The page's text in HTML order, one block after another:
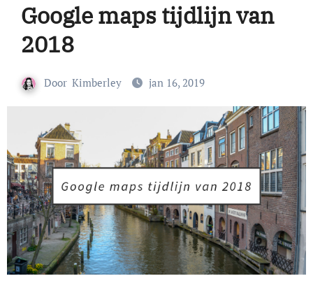
Google maps tijdlijn van
2018
Door Kimberley jan 16, 2019